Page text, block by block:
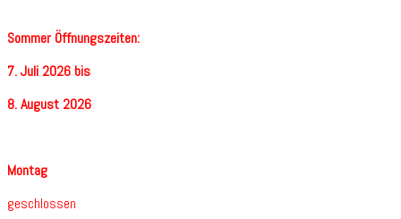
Sommer Öffnungszeiten:
7. Juli 2026 bis
8. August 2026
Montag
geschlossen